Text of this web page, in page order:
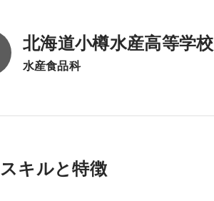
北海道小樽水産高等学校
水産食品科
スキルと特徴